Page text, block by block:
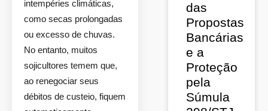
intempéries climáticas,
como secas prolongadas
ou excesso de chuvas.
No entanto, muitos
sojicultores temem que,
ao renegociar seus
débitos de custeio, fiquem
das
Propostas
Bancárias
e a
Proteção
pela
Súmula